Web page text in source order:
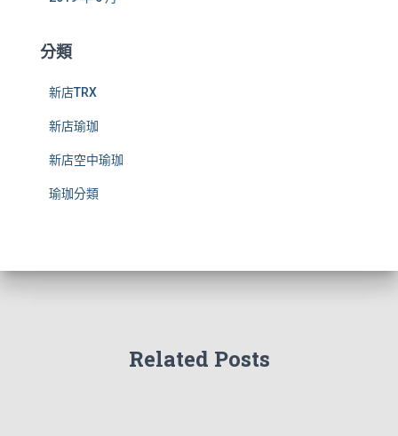
分類
新店TRX
新店瑜珈
新店空中瑜珈
瑜珈分類
Related Posts